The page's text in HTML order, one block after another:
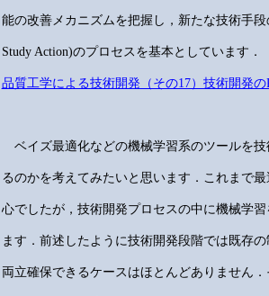
能の改善メカニズムを把握し，新たな技術手
Study Action)のプロセスを基本としています．
品質工学による技術開発（その17）技術開発
ベイズ最適化などの機械学習系のツールを
るのかを考えてみたいと思います．これまで
心でしたが，技術開発プロセスの中に機械学
ます．前述したように技術開発段階では既存
両立確保できるケースはほとんどありません